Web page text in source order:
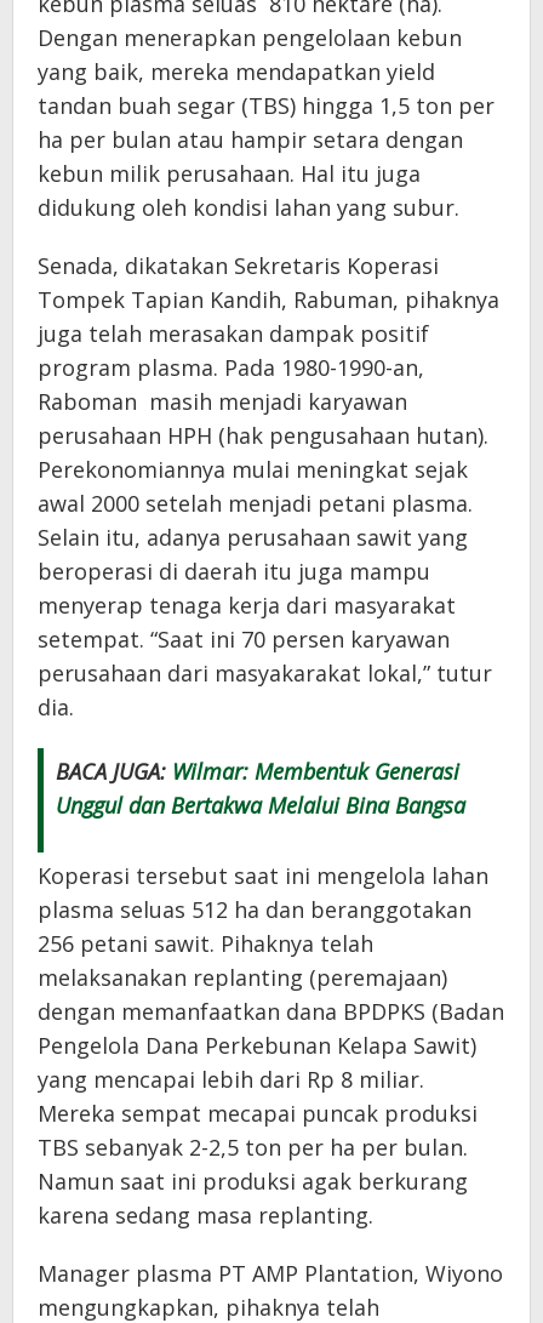
Dengan menerapkan pengelolaan kebun
yang baik, mereka mendapatkan yield
tandan buah segar (TBS) hingga 1,5 ton per
ha per bulan atau hampir setara dengan
kebun milik perusahaan. Hal itu juga
didukung oleh kondisi lahan yang subur.
Senada, dikatakan Sekretaris Koperasi
Tompek Tapian Kandih, Rabuman, pihaknya
juga telah merasakan dampak positif
program plasma. Pada 1980-1990-an,
Raboman masih menjadi karyawan
perusahaan HPH (hak pengusahaan hutan).
Perekonomiannya mulai meningkat sejak
awal 2000 setelah menjadi petani plasma.
Selain itu, adanya perusahaan sawit yang
beroperasi di daerah itu juga mampu
menyerap tenaga kerja dari masyarakat
setempat. “Saat ini 70 persen karyawan
perusahaan dari masyakarakat lokal,” tutur
dia.
BACA JUGA: Wilmar: Membentuk Generasi
Unggul dan Bertakwa Melalui Bina Bangsa
Koperasi tersebut saat ini mengelola lahan
plasma seluas 512 ha dan beranggotakan
256 petani sawit. Pihaknya telah
melaksanakan replanting (peremajaan)
dengan memanfaatkan dana BPDPKS (Badan
Pengelola Dana Perkebunan Kelapa Sawit)
yang mencapai lebih dari Rp 8 miliar.
Mereka sempat mecapai puncak produksi
TBS sebanyak 2-2,5 ton per ha per bulan.
Namun saat ini produksi agak berkurang
karena sedang masa replanting.
Manager plasma PT AMP Plantation, Wiyono
mengungkapkan, pihaknya telah